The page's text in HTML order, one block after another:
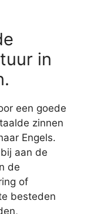
in
een goede
zinnen
Engels.
aan de
de
of
besteden